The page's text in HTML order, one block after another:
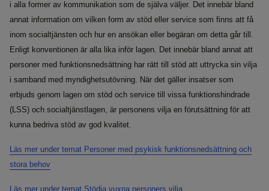
i alla former av kommunikation som de själva väljer. Det innebär bland
annat information om vilken form av stöd eller service som finns att få
inom socialtjänsten och hur en ansökan eller begäran om detta går till.
Enligt konventionen är alla lika inför lagen. Det innebär bland annat att
personer med funktionsnedsättning har rätt till stöd att uttrycka sin vilja
i samband med myndighetsutövning. När det gäller insatser som
erbjuds genom lagen om stöd och service till vissa funktionshindrade
(LSS) och socialtjänstlagen, är personens vilja en förutsättning för att
kunna bedriva stöd av god kvalitet.
Läs mer under temat Personer med psykisk funktionsnedsättning och
stora behov
Läs mer under temat Stödja vuxna personers vilja